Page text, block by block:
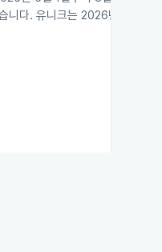
다. 유니크는 2026년 7월 6일